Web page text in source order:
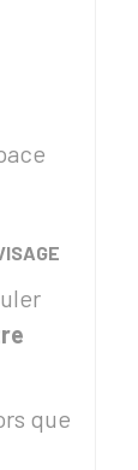
que